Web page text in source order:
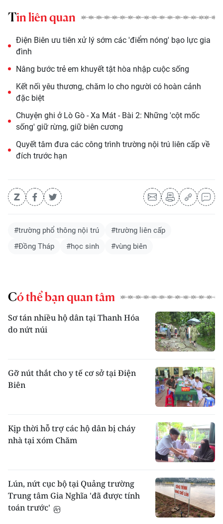
Tin liên quan
Điện Biên ưu tiên xử lý sớm các 'điểm nóng' bạo lực gia
đình
Nâng bước trẻ em khuyết tật hòa nhập cuộc sống
Kết nối yêu thương, chăm lo cho người có hoàn cảnh
đặc biệt
Chuyện ghi ở Lò Gò - Xa Mát - Bài 2: Những 'cột mốc
sống' giữ rừng, giữ biên cương
Quyết tâm đưa các công trình trường nội trú liên cấp về
đích trước hạn
#trường phổ thông nội trú
#trường liên cấp
#Đồng Tháp
#học sinh #vùng biên
Có thể bạn quan tâm
Sơ tán nhiều hộ dân tại Thanh Hóa
do nứt núi
Gỡ nút thắt cho y tế cơ sở tại Điện
Biên
Kịp thời hỗ trợ các hộ dân bị cháy
nhà tại xóm Chăm
Lún, nứt cục bộ tại Quảng trường
Trung tâm Gia Nghĩa 'đã được tính
toán trước'